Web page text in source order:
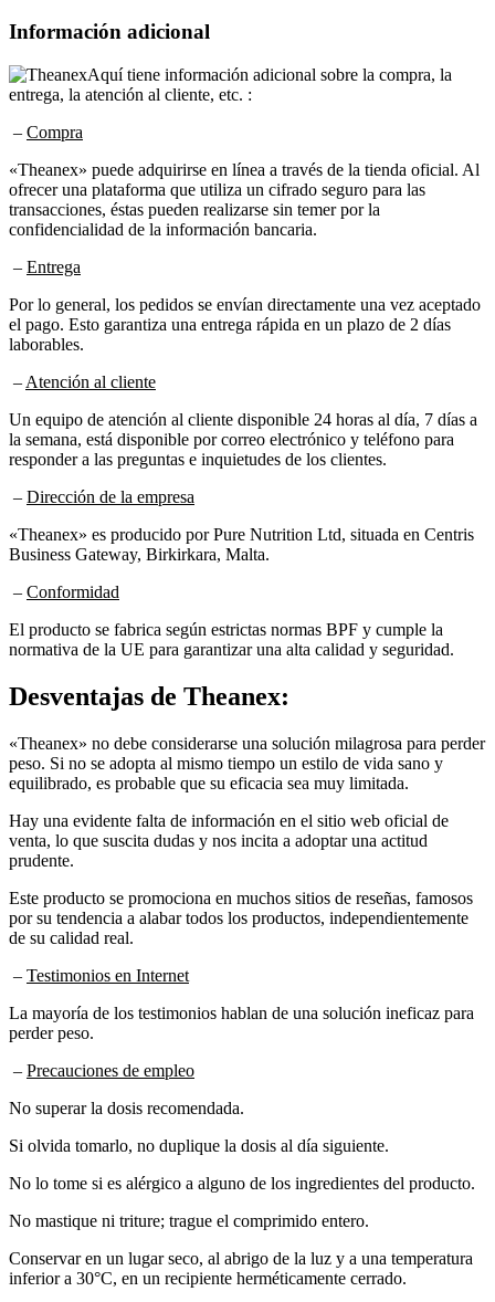
Información adicional
Aquí tiene información adicional sobre la compra, la
entrega, la atención al cliente, etc. :
– Compra
«Theanex» puede adquirirse en línea a través de la tienda oficial. Al
ofrecer una plataforma que utiliza un cifrado seguro para las
transacciones, éstas pueden realizarse sin temer por la
confidencialidad de la información bancaria.
– Entrega
Por lo general, los pedidos se envían directamente una vez aceptado
el pago. Esto garantiza una entrega rápida en un plazo de 2 días
laborables.
– Atención al cliente
Un equipo de atención al cliente disponible 24 horas al día, 7 días a
la semana, está disponible por correo electrónico y teléfono para
responder a las preguntas e inquietudes de los clientes.
– Dirección de la empresa
«Theanex» es producido por Pure Nutrition Ltd, situada en Centris
Business Gateway, Birkirkara, Malta.
– Conformidad
El producto se fabrica según estrictas normas BPF y cumple la
normativa de la UE para garantizar una alta calidad y seguridad.
Desventajas de Theanex:
«Theanex» no debe considerarse una solución milagrosa para perder
peso. Si no se adopta al mismo tiempo un estilo de vida sano y
equilibrado, es probable que su eficacia sea muy limitada.
Hay una evidente falta de información en el sitio web oficial de
venta, lo que suscita dudas y nos incita a adoptar una actitud
prudente.
Este producto se promociona en muchos sitios de reseñas, famosos
por su tendencia a alabar todos los productos, independientemente
de su calidad real.
– Testimonios en Internet
La mayoría de los testimonios hablan de una solución ineficaz para
perder peso.
– Precauciones de empleo
No superar la dosis recomendada.
Si olvida tomarlo, no duplique la dosis al día siguiente.
No lo tome si es alérgico a alguno de los ingredientes del producto.
No mastique ni triture; trague el comprimido entero.
Conservar en un lugar seco, al abrigo de la luz y a una temperatura
inferior a 30°C, en un recipiente herméticamente cerrado.